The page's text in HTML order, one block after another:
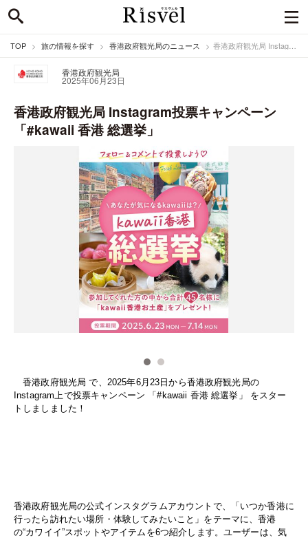
TOP 旅の情報を探す 香港政府観光局のニュース 香港政府観光局 Instagram投票キャンペーン「#kawaii 香港 総選挙」
香港政府観光局
2025年06月23日
香港政府観光局 Instagram投票キャンペーン
「#kawaii 香港 総選挙」
香港政府観光局 で、2025年6月23日から香港政府観光局の
Instagram上で投票キャンペーン 「#kawaii 香港 総選挙」 をスター
トしましました！
香港政府観光局の公式インスタグラムアカウントで、「いつか香港に
行ったら訪れたい場所・体験してみたいこと」をテーマに、香港
の“カワイイ”スポットやアイテムを6つ紹介します。ユーザーは、気